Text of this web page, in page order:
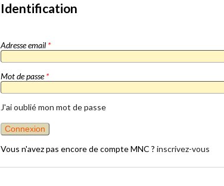
Identification
Adresse email *
Mot de passe*
J'ai oublié mon mot de passe
Vous n'avez pas encore de compte MNC ? inscrivez-vous